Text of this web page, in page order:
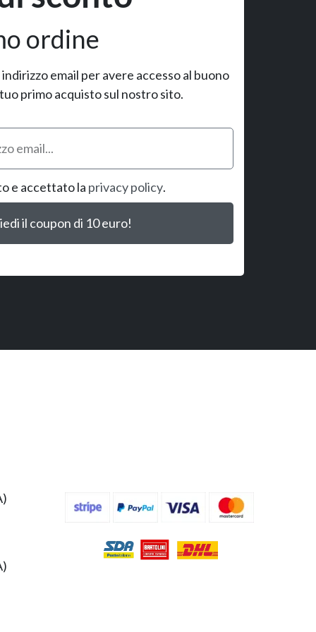
ordine
email per avere accesso al buono
primo acquisto sul nostro sito.
e accettato la privacy policy.
il coupon di 10 euro!